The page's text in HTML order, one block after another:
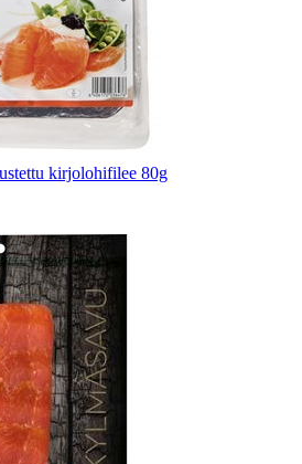
kirjolohifilee 80g